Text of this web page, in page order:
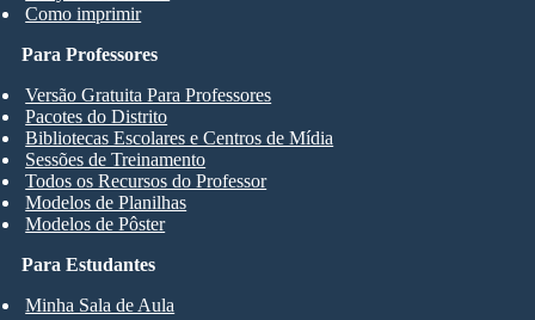
Como imprimir
Para Estudantes
Minha Sala de Aula
Para Professores
Versão Gratuita Para Professores
Pacotes do Distrito
Bibliotecas Escolares e Centros de Mídia
Sessões de Treinamento
Todos os Recursos do Professor
Modelos de Planilhas
Modelos de Pôster